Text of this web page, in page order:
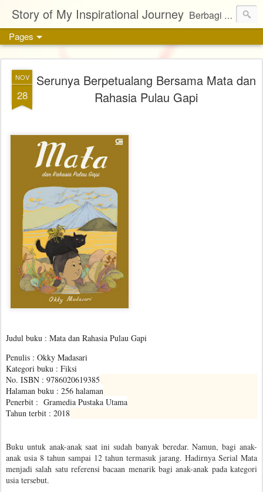
Story of My Inspirational Journey Berbagi kisah, karya, dan inspirasi tentang kehidupan
Pages
NOV
28
Serunya Berpetualang Bersama Mata dan
Rahasia Pulau Gapi
Judul buku : Mata dan Rahasia Pulau Gapi
Penulis : Okky Madasari
Kategori buku : Fiksi
No. ISBN : 9786020619385
Halaman buku : 256 halaman
Penerbit : Gramedia Pustaka Utama
Tahun terbit : 2018
Buku untuk anak-anak saat ini sudah banyak beredar. Namun, bagi anak-
anak usia 8 tahun sampai 12 tahun termasuk jarang. Hadirnya Serial Mata
menjadi salah satu referensi bacaan menarik bagi anak-anak pada kategori
usia tersebut.